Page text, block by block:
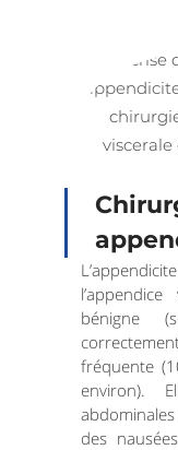
bénigne
fréquente
environ).
des